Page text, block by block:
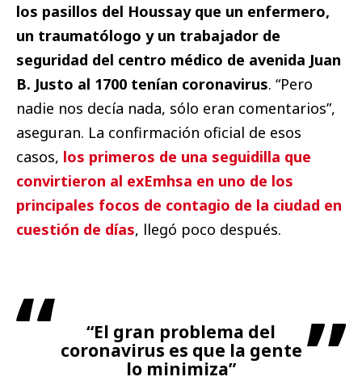
los pasillos del Houssay que un enfermero,
un traumatólogo y un trabajador de
seguridad del centro médico de avenida Juan
B. Justo al 1700 tenían coronavirus. “Pero
nadie nos decía nada, sólo eran comentarios”,
aseguran. La confirmación oficial de esos
casos, los primeros de una seguidilla que
convirtieron al exEmhsa en uno de los
principales focos de contagio de la ciudad en
cuestión de días, llegó poco después.
“El gran problema del
coronavirus es que la gente
lo minimiza”